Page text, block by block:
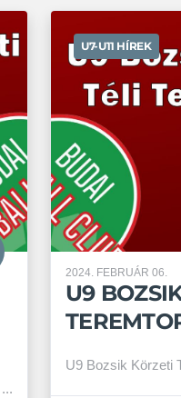
U7-U11 HÍREK
2024. FEBRUÁR 06.
U9
U9 Bozsik Körzeti